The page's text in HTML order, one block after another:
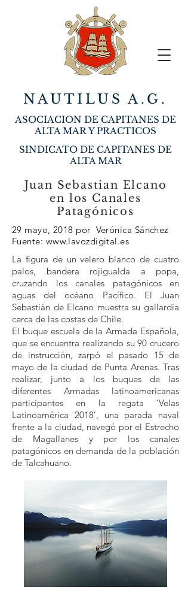
NAUTILUS A.G.
ASOCIACION DE CAPITANES DE
ALTA MAR Y PRACTICOS
SINDICATO DE CAPITANES DE
ALTA MAR
Juan Sebastian Elcano
en los Canales
Patagónicos
29 mayo, 2018 por Verónica Sánchez
Fuente: www.lavozdigital.es
La figura de un velero blanco de cuatro
palos, bandera rojigualda a popa,
cruzando los canales patagónicos en
aguas del océano Pacífico. El Juan
Sebastián de Elcano muestra su gallardía
cerca de las costas de Chile.
El buque escuela de la Armada Española,
que se encuentra realizando su 90 crucero
de instrucción, zarpó el pasado 15 de
mayo de la ciudad de Punta Arenas. Tras
realizar, junto a los buques de las
diferentes Armadas latinoamericanas
participantes en la regata ‘Velas
Latinoamérica 2018’, una parada naval
frente a la ciudad, navegó por el Estrecho
de Magallanes y por los canales
patagónicos en demanda de la población
de Talcahuano.